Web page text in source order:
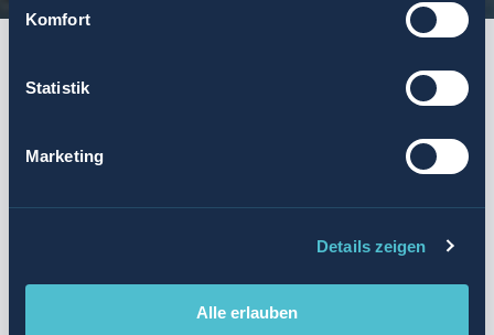
Komfort
Statistik
Marketing
Details zeigen
Alle erlauben
ZUSAMMENFASSUNG